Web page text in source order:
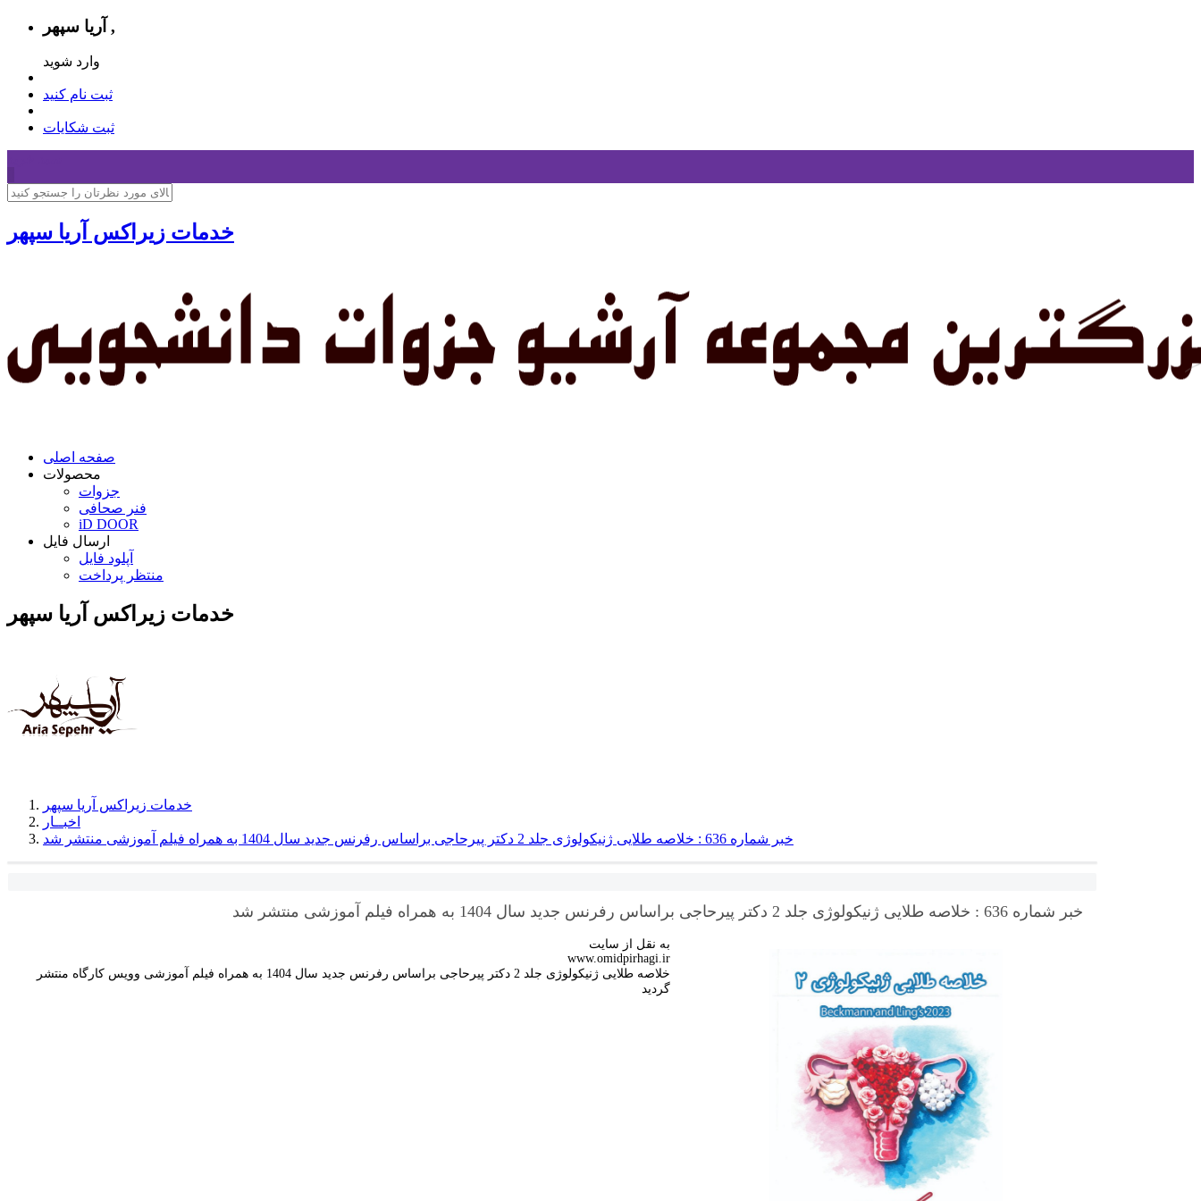
آریا سپهر ,
وارد شوید
ثبت نام کنید
ثبت شکایات
خدمات زیراکس آریا سپهر
صفحه اصلی
محصولات
جزوات
فنر صحافی
iD DOOR
ارسال فایل
آپلود فایل
منتظر پرداخت
خدمات زیراکس آریا سپهر
خدمات زیراکس آریا سپهر
اخبــار
خبر شماره 636 : خلاصه طلایی ژنیکولوژی جلد 2 دکتر پیرحاجی براساس رفرنس جدید سال 1404 به همراه فیلم آموزشی منتشر شد
خبر شماره 636 : خلاصه طلایی ژنیکولوژی جلد 2 دکتر پیرحاجی براساس رفرنس جدید سال 1404 به همراه فیلم آموزشی منتشر شد
به نقل از سایت
www.omidpirhagi.ir
خلاصه طلایی ژنیکولوژی جلد 2 دکتر پیرحاجی براساس رفرنس جدید سال 1404 به همراه فیلم آموزشی وویس کارگاه منتشر
گردید